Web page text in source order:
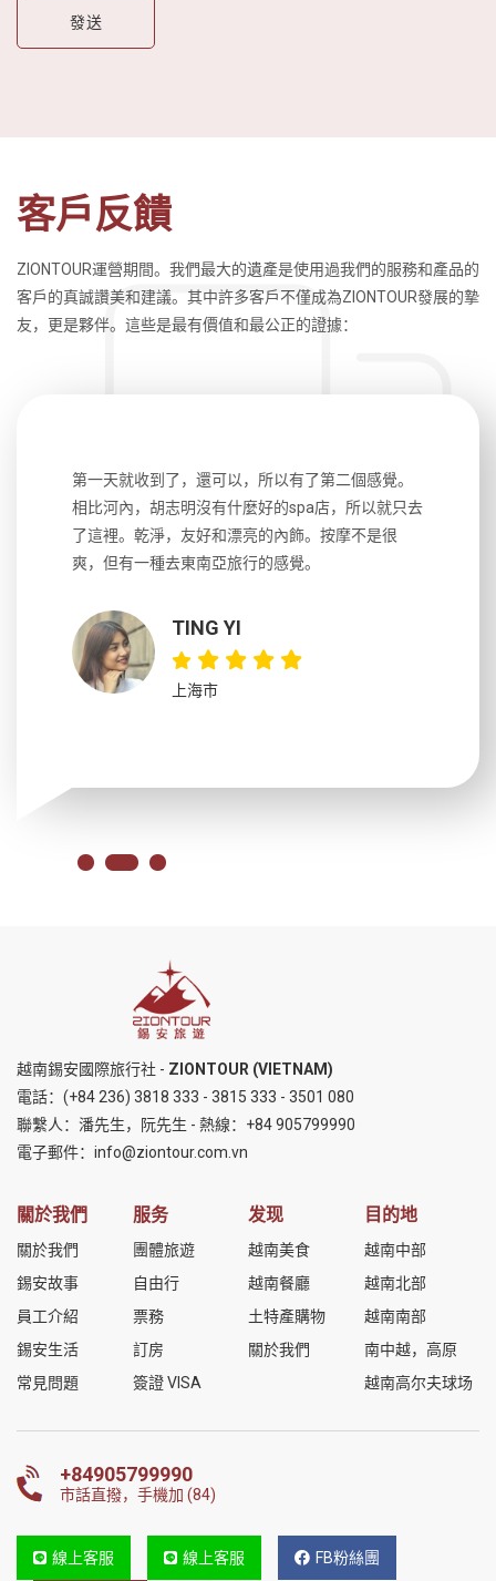
客戶反饋
ZIONTOUR運營期間。我們最大的遺產是使用過我們的服務和產品的
客戶的真誠讚美和建議。其中許多客戶不僅成為ZIONTOUR發展的摯
友，更是夥伴。這些是最有價值和最公正的證據：
第一天就收到了，還可以，所以有了第二個感覺。
相比河內，胡志明沒有什麼好的spa店，所以就只去
了這裡。乾淨，友好和漂亮的內飾。按摩不是很
爽，但有一種去東南亞旅行的感覺。
TING YI
上海市
越南錫安國際旅行社 - ZIONTOUR (VIETNAM)
電話： (+84 236) 3818 333 - 3815 333 - 3501 080
聯繫人：潘先生，阮先生 - 熱線： +84 905799990
電子郵件： info@ziontour.com.vn
關於我們
關於我們
錫安故事
員工介紹
錫安生活
常見問題
服务
團體旅遊
自由行
票務
訂房
簽證 VISA
发现
越南美食
越南餐廳
土特產購物
關於我們
目的地
越南中部
越南北部
越南南部
南中越，高原
越南高尔夫球场
+84905799990
市話直撥，手機加 (84)
線上客服 線上客服 FB粉絲團